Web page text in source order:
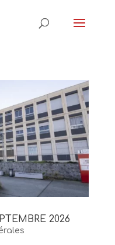
2026